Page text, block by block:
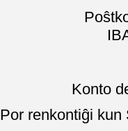
Konto
Por renkontiĝi